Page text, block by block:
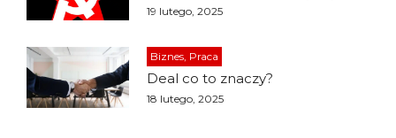
19 lutego, 2025
Biznes, Praca
Deal co to znaczy?
18 lutego, 2025